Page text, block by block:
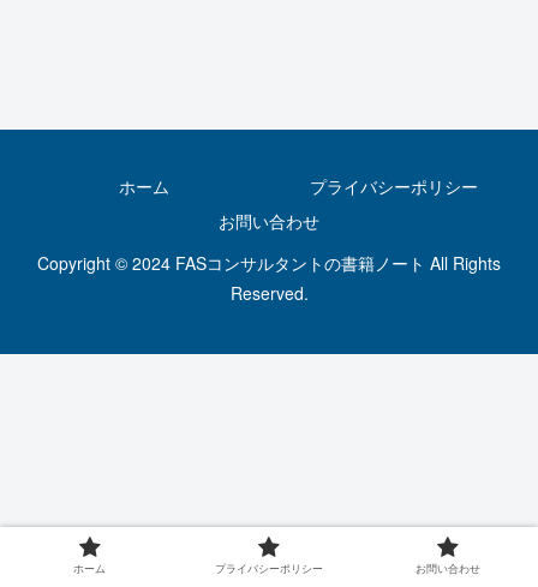
ホーム
プライバシーポリシー
お問い合わせ
Copyright © 2024 FASコンサルタントの書籍ノート All Rights
Reserved.
ホーム プライバシーポリシー お問い合わせ